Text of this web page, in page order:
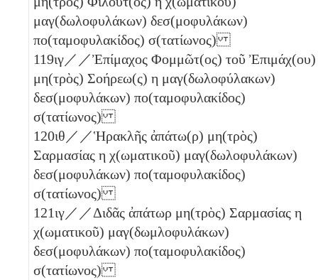
μαγ(δωλοφυλάκων) δεσ(μοφυλάκων)
πο(ταμοφυλακίδος) σ(τατίωνος)
119ιγ／／Ἐπίμαχος Φομμῶτ(ος) τοῦ Ἐπιμάχ(ου)
μη(τρὸς) Σοήρεω(ς) η μαγ(δωλοφύλακων)
δεσ(μοφυλάκων) πο(ταμοφυλακίδος)
σ(τατίωνος)
120ιθ ／／Ἡρακλῆς ἀπάτω(ρ) μη(τρὸς)
Σαρμασίας η χ(ωματικοῦ) μαγ(δωλοφυλάκων)
δεσ(μοφυλάκων) πο(ταμοφυλακίδος)
σ(τατίωνος)
121ιγ／／Διδᾶς ἀπάτωρ μη(τρὸς) Σαρμασίας η
χ(ωματικοῦ) μαγ(δωμλοφυλάκων)
δεσ(μοφυλάκων) πο(ταμοφυλακίδος)
σ(τατίωνος)